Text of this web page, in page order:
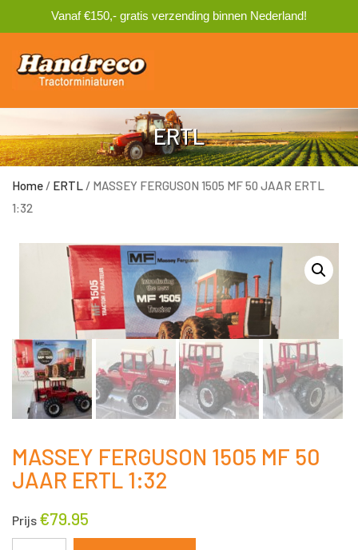
Vanaf €150,- gratis verzending binnen Nederland!
ERTL
Home / ERTL / MASSEY FERGUSON 1505 MF 50 JAAR ERTL
1:32
MASSEY FERGUSON 1505 MF 50
JAAR ERTL 1:32
Prijs €79.95